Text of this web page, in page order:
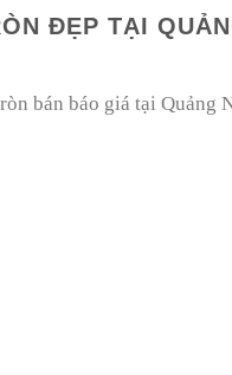
ĐẸP TẠI